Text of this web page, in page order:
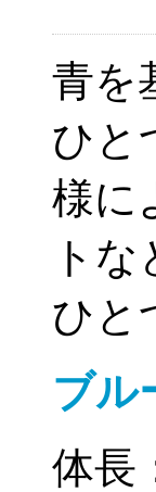
青を
ひと
様に
ト
ひと
ブル
体長